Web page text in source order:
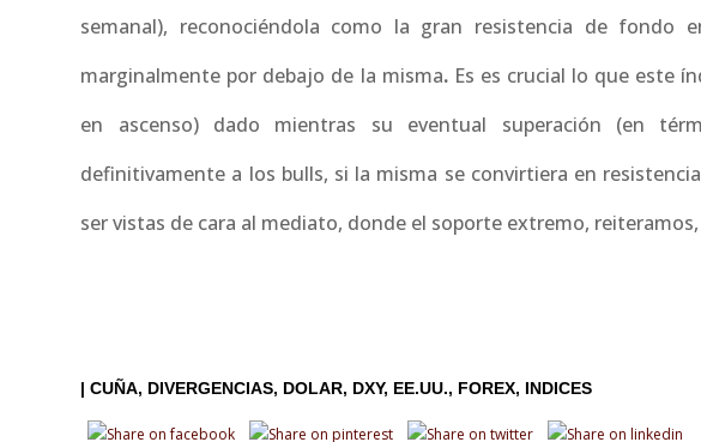
semanal), reconociéndola como la gran resistencia de fondo
marginalmente por debajo de la misma. Es es crucial lo que este
en ascenso) dado mientras su eventual superación (en
definitivamente a los bulls, si la misma se convirtiera en
ser vistas de cara al mediato, donde el soporte extremo,
|CUÑA DIVERGENCIAS DOLAR DXY EE.UU. FOREX INDICES